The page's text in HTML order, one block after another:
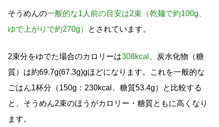
そうめんの一般的な1人前の目安は2束（乾麺で約100g、
ゆで上がりで約270g）
とされています。
2束分をゆでた場合のカロリーは308kcal
、炭水化物（糖
質）は約69.7g(67.3g)gほどになります。これを一般的な
ごはん1杯分（150g：230kcal、糖質53.4g）と比較する
と、そうめん2束のほうがカロリー・糖質ともに高くなり
ます。